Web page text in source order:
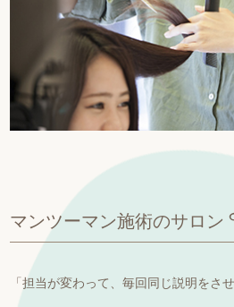
マンツーマン施術のサロン
「担当が変わって、毎回同じ説明をさ